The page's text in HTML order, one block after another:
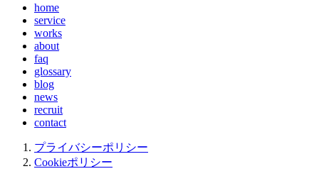
home
service
works
about
faq
glossary
blog
news
recruit
contact
プライバシーポリシー
Cookieポリシー